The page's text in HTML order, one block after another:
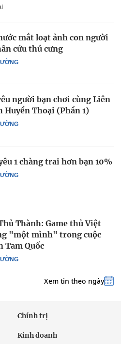
mắt loạt ảnh con người
cứu thú cưng
người bạn chơi cùng Liên
Huyền Thoại (Phần 1)
1 chàng trai hơn bạn 10%
Thành: Game thủ Việt
"một mình" trong cuộc
Tam Quốc
Xem tin theo ngày
Chính trị
Kinh doanh